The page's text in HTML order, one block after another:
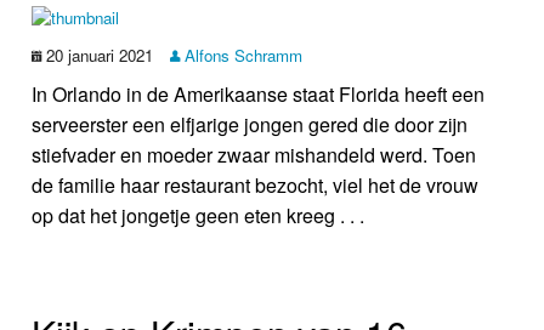
20 januari 2021 Alfons Schramm
In Orlando in de Amerikaanse staat Florida heeft een
serveerster een elfjarige jongen gered die door zijn
stiefvader en moeder zwaar mishandeld werd. Toen
de familie haar restaurant bezocht, viel het de vrouw
op dat het jongetje geen eten kreeg . . .